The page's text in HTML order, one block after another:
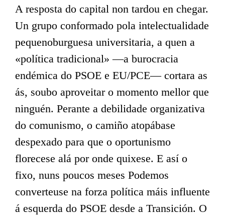
A resposta do capital non tardou en chegar.
Un grupo conformado pola intelectualidade
pequenoburguesa universitaria, a quen a
«política tradicional» —a burocracia
endémica do PSOE e EU/PCE— cortara as
ás, soubo aproveitar o momento mellor que
ninguén. Perante a debilidade organizativa
do comunismo, o camiño atopábase
despexado para que o oportunismo
florecese alá por onde quixese. E así o
fixo, nuns poucos meses Podemos
converteuse na forza política máis influente
á esquerda do PSOE desde a Transición. O